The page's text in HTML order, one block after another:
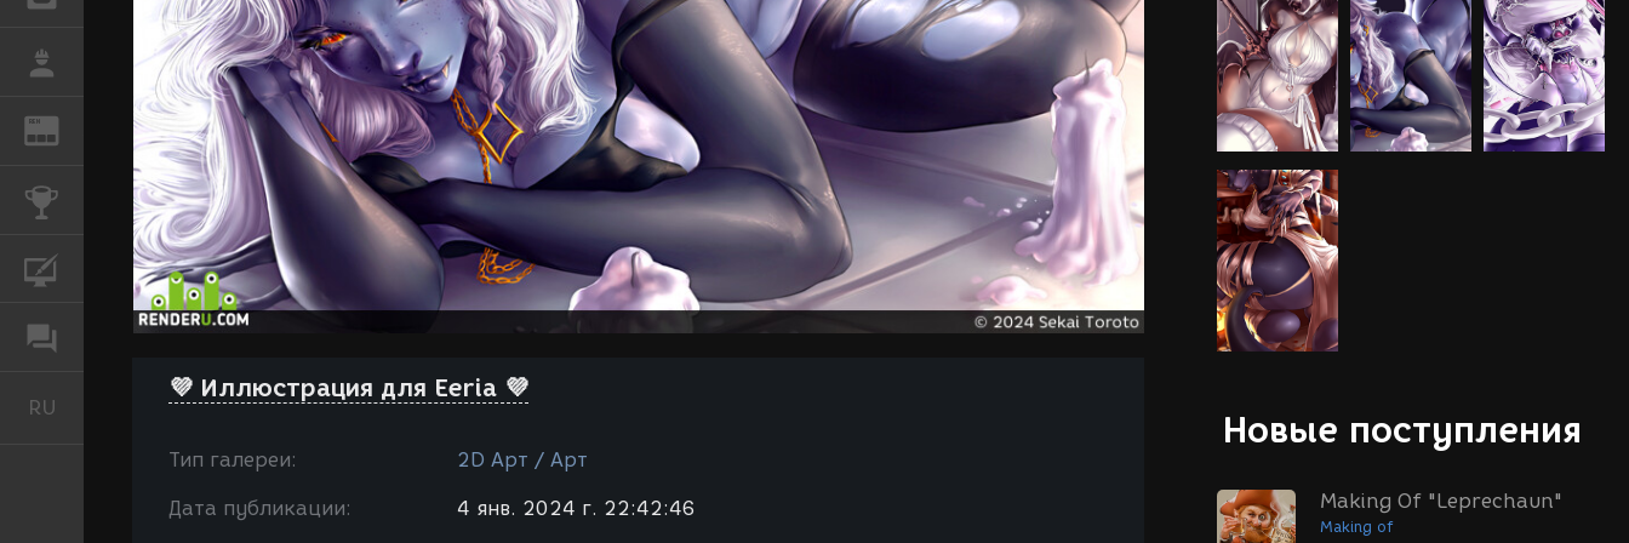
REN ЖУРНАЛ
КОНКУРСЫ
КУРСЫ
ФОРУМ
RU
Новые поступления
Making Of "Leprechaun"
Making of
💜 Иллюстрация для Eeria 💜
Тип галереи: 2D Арт / Арт
Дата публикации: 4 янв. 2024 г. 22:42:46